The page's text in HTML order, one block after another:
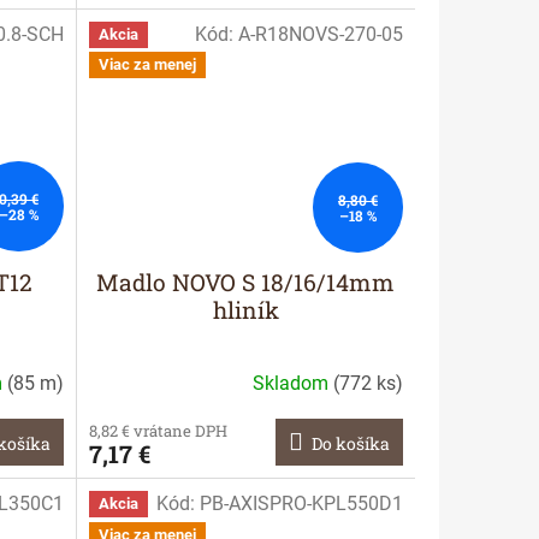
€
%
(85 m)
SCH
Akcia
Viac za menej
8,80 €
–18 %
Madlo NOVO S 18/16/14mm
hliník
Skladom (772 ks)
8,82 € vrátane DPH
7,17 € Do košíka
Kód: A-R18NOVS-270-05
Akcia
Viac za menej
Kód: PB-AXISPRO-KPL550D1